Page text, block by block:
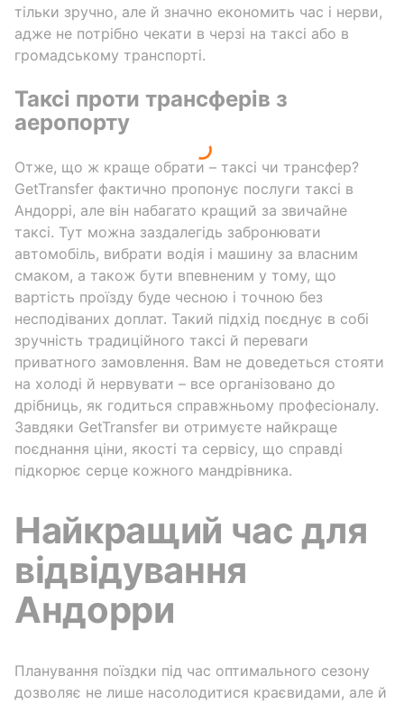
тільки зручно, але й значно економить час і нерви,
адже не потрібно чекати в черзі на таксі або в
громадському транспорті.
Таксі проти трансферів з
аеропорту
Отже, що ж краще обрати – таксі чи трансфер?
GetTransfer фактично пропонує послуги таксі в
Андоррі, але він набагато кращий за звичайне
таксі. Тут можна заздалегідь забронювати
автомобіль, вибрати водія і машину за власним
смаком, а також бути впевненим у тому, що
вартість проїзду буде чесною і точною без
несподіваних доплат. Такий підхід поєднує в собі
зручність традиційного таксі й переваги
приватного замовлення. Вам не доведеться стояти
на холоді й нервувати – все організовано до
дрібниць, як годиться справжньому професіоналу.
Завдяки GetTransfer ви отримуєте найкраще
поєднання ціни, якості та сервісу, що справді
підкорює серце кожного мандрівника.
Найкращий час для
відвідування
Андорри
Планування поїздки під час оптимального сезону
дозволяє не лише насолодитися краєвидами, але й